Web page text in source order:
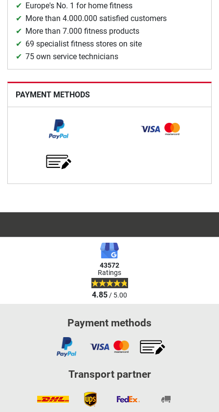
Europe's No. 1 for home fitness
More than 4.000.000 satisfied customers
More than 7.000 fitness products
69 specialist fitness stores on site
75 own service technicians
PAYMENT METHODS
43572
Ratings
4.85/ 5.00
Payment methods
Transport partner